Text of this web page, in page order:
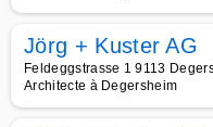
Jörg + Kuster AG
Feldeggstrasse 1 9113
Architecte à Degersheim